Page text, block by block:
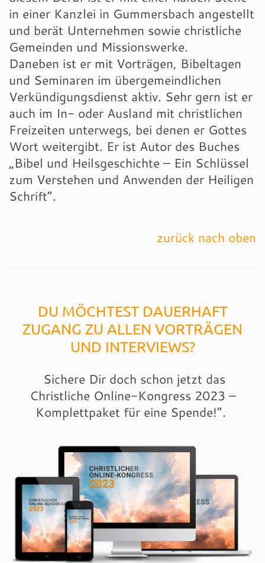
in einer Kanzlei in Gummersbach angestellt
und berät Unternehmen sowie christliche
Gemeinden und Missionswerke.
Daneben ist er mit Vorträgen, Bibeltagen
und Seminaren im übergemeindlichen
Verkündigungsdienst aktiv. Sehr gern ist er
auch im In- oder Ausland mit christlichen
Freizeiten unterwegs, bei denen er Gottes
Wort weitergibt. Er ist Autor des Buches
„Bibel und Heilsgeschichte – Ein Schlüssel
zum Verstehen und Anwenden der Heiligen
Schrift“.
zurück nach oben
DU MÖCHTEST DAUERHAFT
ZUGANG ZU ALLEN VORTRÄGEN
UND INTERVIEWS?
Sichere Dir doch schon jetzt das
Christliche Online-Kongress 2023 –
Komplettpaket für eine Spende!“.